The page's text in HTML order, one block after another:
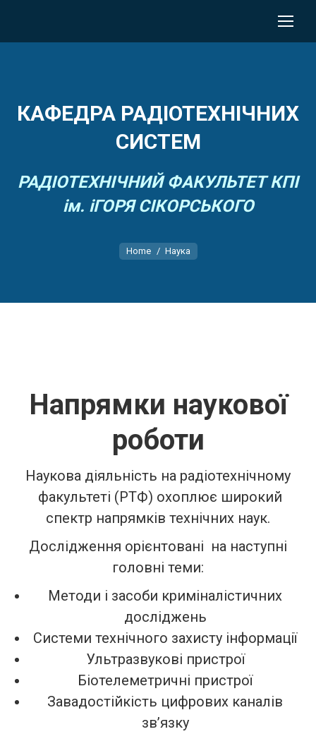
КАФЕДРА РАДІОТЕХНІЧНИХ
СИСТЕМ
РАДІОТЕХНІЧНИЙ ФАКУЛЬТЕТ КПІ
ім. іГОРЯ СІКОРСЬКОГО
You are here:
Home Наука
Напрямки наукової
роботи
Наукова діяльність на радіотехнічному
факультеті (РТФ) охоплює широкий
спектр напрямків технічних наук.
Дослідження орієнтовані на наступні
головні теми:
Методи і засоби криміналістичних
досліджень
Системи технічного захисту інформації
Ультразвукові пристрої
Біотелеметричні пристрої
Завадостійкість цифрових каналів
зв’язку